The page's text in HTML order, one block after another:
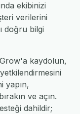
ekibinizi
verilerini
doğru bilgi
kaydolun,
yapın,
ve açın.
dahildir;